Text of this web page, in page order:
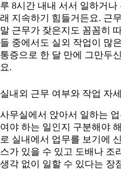
루 8시간 내내 서서 일하거
래 지속하기 힘들거든요. 근
말 근무가 잦은지도 꼼꼼히
들 중에서도 실외 작업이 많
통증으로 한 달 만에 그만두
요.
실내외 근무 여부와 작업 자세
사무실에서 앉아서 일하는
여야 하는 일인지 구분해야
로 실내에서 업무를 보기에
스가 있을 수 있고 도배나 조
생각 없이 일할 수 있다는 장